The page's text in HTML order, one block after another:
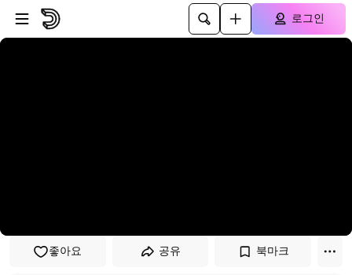
플레이어로 건너뛰기
본문으로 건너뛰기
로그인
좋아요 공유 북마크